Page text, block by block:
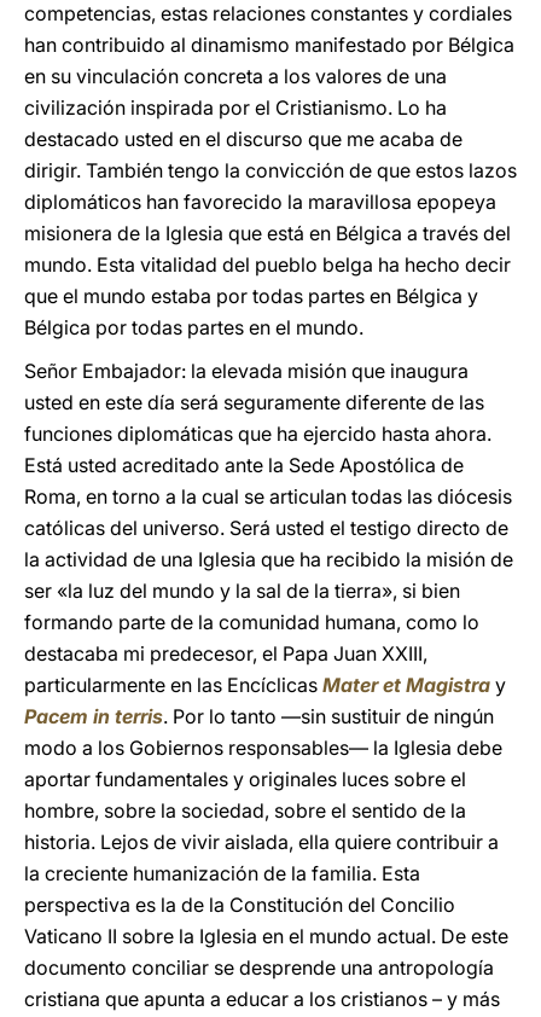
competencias, estas relaciones constantes y cordiales
han contribuido al dinamismo manifestado por Bélgica
en su vinculación concreta a los valores de una
civilización inspirada por el Cristianismo. Lo ha
destacado usted en el discurso que me acaba de
dirigir. También tengo la convicción de que estos lazos
diplomáticos han favorecido la maravillosa epopeya
misionera de la Iglesia que está en Bélgica a través del
mundo. Esta vitalidad del pueblo belga ha hecho decir
que el mundo estaba por todas partes en Bélgica y
Bélgica por todas partes en el mundo.
Señor Embajador: la elevada misión que inaugura
usted en este día será seguramente diferente de las
funciones diplomáticas que ha ejercido hasta ahora.
Está usted acreditado ante la Sede Apostólica de
Roma, en torno a la cual se articulan todas las diócesis
católicas del universo. Será usted el testigo directo de
la actividad de una Iglesia que ha recibido la misión de
ser «la luz del mundo y la sal de la tierra», si bien
formando parte de la comunidad humana, como lo
destacaba mi predecesor, el Papa Juan XXIII,
particularmente en las Encíclicas Mater et Magistra y
Pacem in terris. Por lo tanto —sin sustituir de ningún
modo a los Gobiernos responsables— la Iglesia debe
aportar fundamentales y originales luces sobre el
hombre, sobre la sociedad, sobre el sentido de la
historia. Lejos de vivir aislada, ella quiere contribuir a
la creciente humanización de la familia. Esta
perspectiva es la de la Constitución del Concilio
Vaticano II sobre la Iglesia en el mundo actual. De este
documento conciliar se desprende una antropología
cristiana que apunta a educar a los cristianos – y más